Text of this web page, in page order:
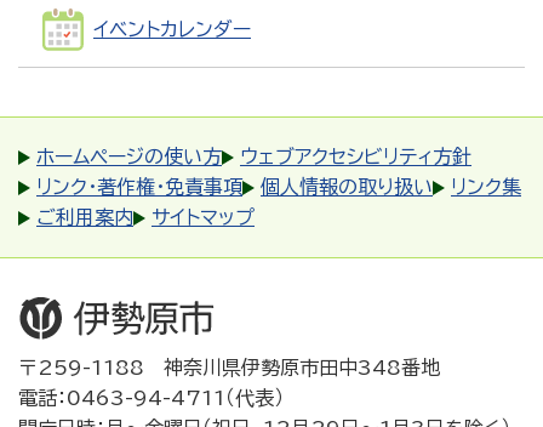
イベントカレンダー
ホームページの使い方
ウェブアクセシビリティ方針
リンク・著作権・免責事項
個人情報の取り扱い
リンク集
ご利用案内
サイトマップ
〒259-1188 神奈川県伊勢原市田中348番地
電話：0463-94-4711（代表）